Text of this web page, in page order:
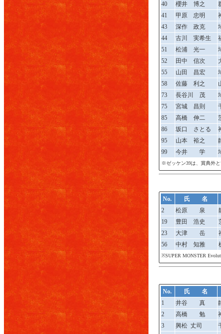
40
櫻井 博之
41
甲原 忠明
43
深作 政克
44
古川 実希生
51
松浦 光一
52
田中 信次
55
山田 昌宏
58
佐藤 利之
73
長谷川 茂
75
宮城 昌則
85
高橋 伸二
86
坂口 さとる
95
山本 裕之
99
今井 学
※ゼッケン39は、賞典外
No.
氏 名
2
松原 泉
19
豊田 浩史
23
大津 岳
56
中村 知雅
※SUPER MONSTER
No.
氏 名
1
井谷 真
2
高橋 勉
3
興松 丈司